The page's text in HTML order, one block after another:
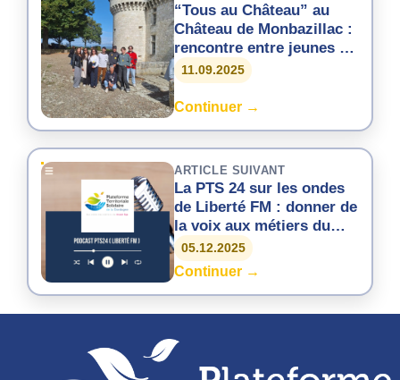
“Tous au Château” au
Château de Monbazillac :
rencontre entre jeunes et
entreprises locales
11.09.2025
Continuer →
ARTICLE SUIVANT
La PTS 24 sur les ondes
de Liberté FM : donner de
la voix aux métiers du
Grand Âge en Dordogne
05.12.2025
Continuer →